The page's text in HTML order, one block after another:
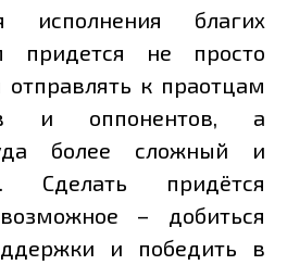
исполнения благих
придется не просто
отправлять к праотцам
и оппонентов, а
более сложный и
Сделать придётся
– добиться
и победить в